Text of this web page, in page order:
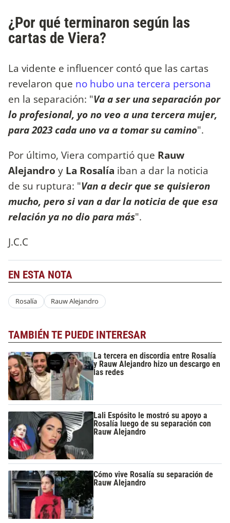
¿Por qué terminaron según las
cartas de Viera?
La vidente e influencer contó que las cartas
revelaron que no hubo una tercera persona
en la separación: "Va a ser una separación por
lo profesional, yo no veo a una tercera mujer,
para 2023 cada uno va a tomar su camino".
Por último, Viera compartió que Rauw
Alejandro y La Rosalía iban a dar la noticia
de su ruptura: "Van a decir que se quisieron
mucho, pero si van a dar la noticia de que esa
relación ya no dio para más".
J.C.C
EN ESTA NOTA
Rosalía Rauw Alejandro
TAMBIÉN TE PUEDE INTERESAR
La tercera en discordia entre Rosalía
y Rauw Alejandro hizo un descargo en
las redes
Lali Espósito le mostró su apoyo a
Rosalía luego de su separación con
Rauw Alejandro
Cómo vive Rosalía su separación de
Rauw Alejandro